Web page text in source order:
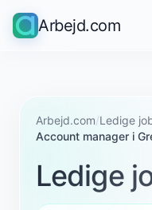
Arbejd.com
Arbejd.com/Ledige
Account manager i
Ledige